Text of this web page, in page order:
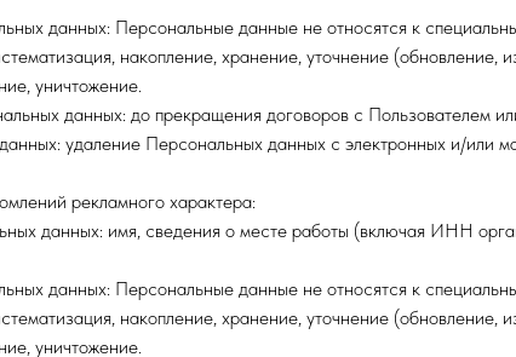
данных: Персональные данные не относятся к
накопление, хранение, уточнение (обновление,
уничтожение.
данных: до прекращения договоров с Пользователем
удаление Персональных данных с электронных и/или
рекламного характера:
данных: имя, сведения о месте работы (включая ИНН
данных: Персональные данные не относятся к
накопление, хранение, уточнение (обновление,
уничтожение.